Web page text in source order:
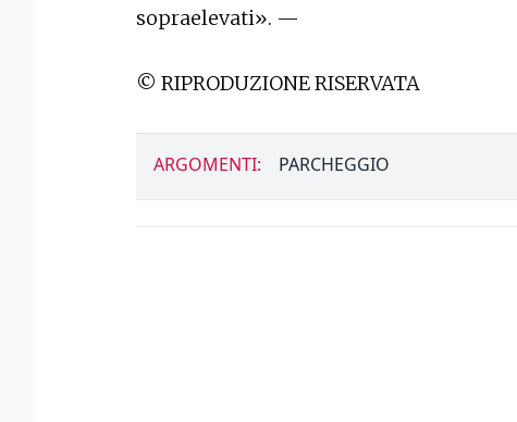
sopraelevati». —
© RIPRODUZIONE RISERVATA
ARGOMENTI: PARCHEGGIO